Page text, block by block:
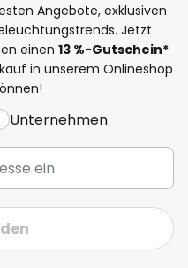
Angebote, exklusiven
Jetzt
einen 13 %-Gutschein*
in unserem Onlineshop
Unternehmen